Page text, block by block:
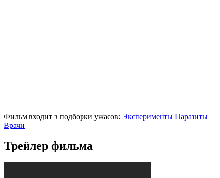
Фильм входит в подборки ужасов: Эксперименты Паразиты
Врачи
Трейлер фильма